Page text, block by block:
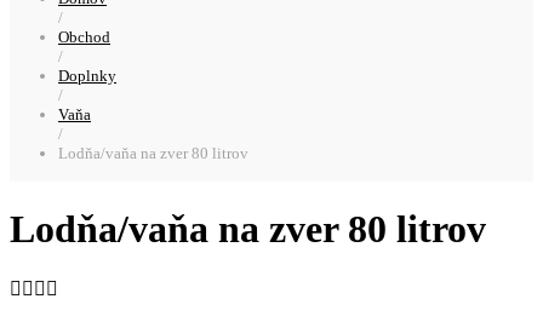
/
Obchod
/
Doplnky
/
Vaňa
/
Lodňa/vaňa na zver 80 litrov
Lodňa/vaňa na zver 80 litrov